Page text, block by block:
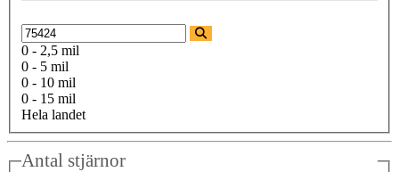
0 - 2,5 mil
0 - 5 mil
0 - 10 mil
0 - 15 mil
Hela landet
Antal stjärnor